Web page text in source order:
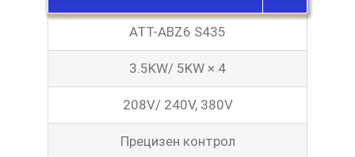
ATT-ABZ6 S435
3.5KW/ 5KW × 4
208V/ 240V, 380V
Прецизен контрол